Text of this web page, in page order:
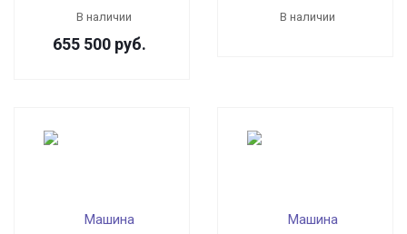
В наличии
655 500 руб.
В наличии